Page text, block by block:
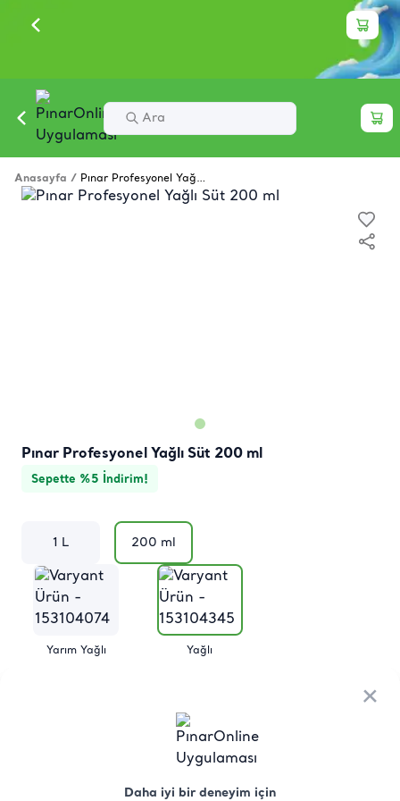
×
Daha iyi bir deneyim için
×
Daha iyi bir deneyim için
Anasayfa / Pınar Profesyonel Yağlı Süt 200 ml
Pınar Profesyonel Yağlı Süt 200 ml
Sepette %5 İndirim!
1 L 200 ml
Yarım Yağlı Yağlı
Değerleri
Üretici Menşei